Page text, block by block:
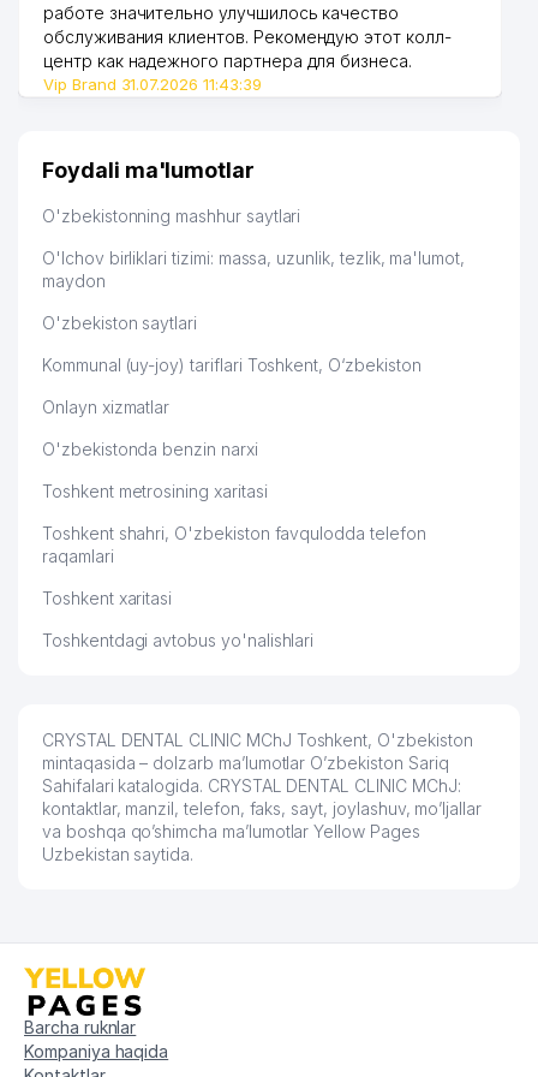
47 MALAYZIYA ELChINONASI 461 м
48
FAYSEL KONSTRUKTION LOGISTIK
469 м
NODAVLAT TA'LIM MUASSASASI
53 CARAVAN GROUP MChJ
54 CARAVAN GROUP MChJ
MARCO POLO TRANSPORTATION
56 ADVANTOUR XUSUSIY KORXONASI
TRAVEL MChJ
58 DESIGN CENTER MChJ
60 DILRUZ MChJ 600 м
61 YARAN CONSULTING MChJ 602 м
62 GEETA PHARMA PII MChJ
APOLLONIYA MEDICAL SERVICE
MChJ
65 MARS SOLUTIONS MChJ
66 PROFI END HOME MChJ
работе значительно улучшилось качество
обслуживания клиентов. Рекомендую этот колл-
центр как надежного партнера для бизнеса.
Vip Brand 31.07.2026 11:43:39
Foydali ma'lumotlar
O'zbekistonning mashhur saytlari
O'lchov birliklari tizimi: massa, uzunlik, tezlik, ma'lumot,
maydon
O'zbekiston saytlari
Kommunal (uy-joy) tariflari Toshkent, O‘zbekiston
Onlayn xizmatlar
O'zbekistonda benzin narxi
Toshkent metrosining xaritasi
Toshkent shahri, O'zbekiston favqulodda telefon
raqamlari
Toshkent xaritasi
Toshkentdagi avtobus yo'nalishlari
CRYSTAL DENTAL CLINIC MChJ Toshkent, O'zbekiston
mintaqasida – dolzarb ma’lumotlar O’zbekiston Sariq
Sahifalari katalogida. CRYSTAL DENTAL CLINIC MChJ:
kontaktlar, manzil, telefon, faks, sayt, joylashuv, mo’ljallar
va boshqa qo’shimcha ma’lumotlar Yellow Pages
Uzbekistan saytida.
Barcha ruknlar
Kompaniya haqida